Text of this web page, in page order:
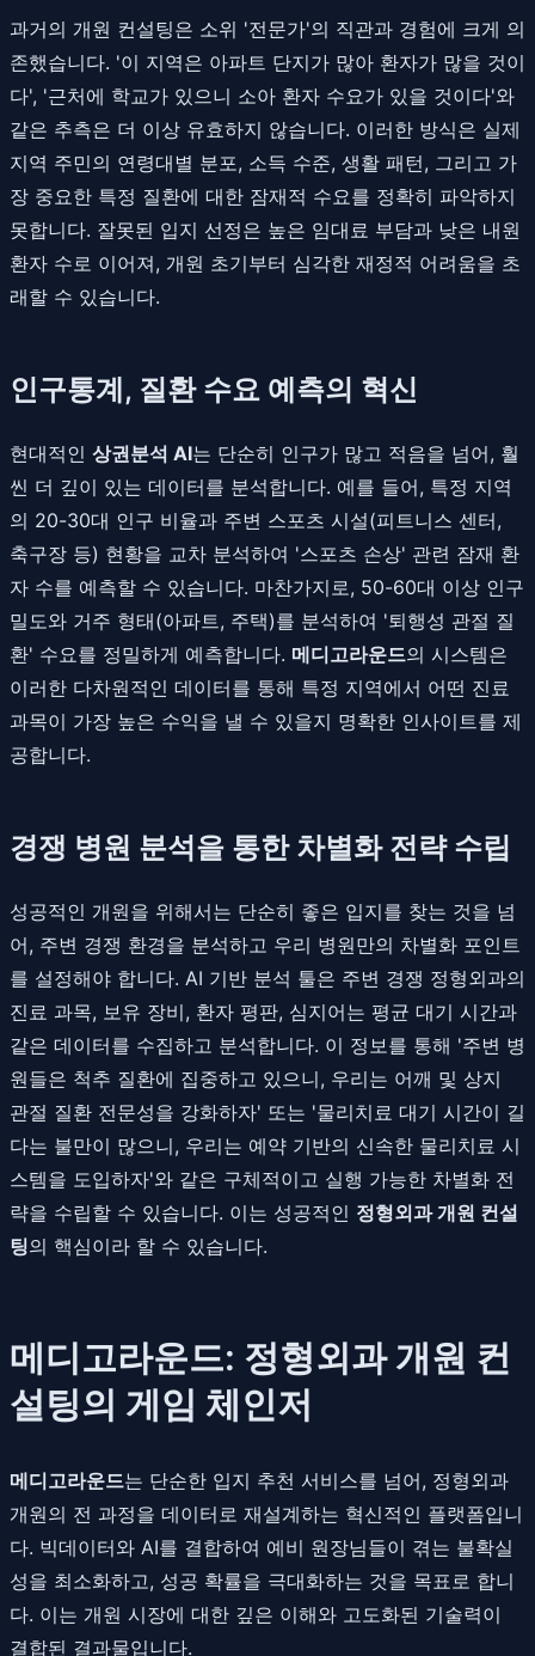
과거의 개원 컨설팅은 소위 '전문가'의 직관과 경험에 크게 의
존했습니다. '이 지역은 아파트 단지가 많아 환자가 많을 것이
다', '근처에 학교가 있으니 소아 환자 수요가 있을 것이다'와
같은 추측은 더 이상 유효하지 않습니다. 이러한 방식은 실제
지역 주민의 연령대별 분포, 소득 수준, 생활 패턴, 그리고 가
장 중요한 특정 질환에 대한 잠재적 수요를 정확히 파악하지
못합니다. 잘못된 입지 선정은 높은 임대료 부담과 낮은 내원
환자 수로 이어져, 개원 초기부터 심각한 재정적 어려움을 초
래할 수 있습니다.
인구통계, 질환 수요 예측의 혁신
현대적인 상권분석 AI는 단순히 인구가 많고 적음을 넘어, 훨
씬 더 깊이 있는 데이터를 분석합니다. 예를 들어, 특정 지역
의 20-30대 인구 비율과 주변 스포츠 시설(피트니스 센터,
축구장 등) 현황을 교차 분석하여 '스포츠 손상' 관련 잠재 환
자 수를 예측할 수 있습니다. 마찬가지로, 50-60대 이상 인구
밀도와 거주 형태(아파트, 주택)를 분석하여 '퇴행성 관절 질
환' 수요를 정밀하게 예측합니다. 메디고라운드의 시스템은
이러한 다차원적인 데이터를 통해 특정 지역에서 어떤 진료
과목이 가장 높은 수익을 낼 수 있을지 명확한 인사이트를 제
공합니다.
경쟁 병원 분석을 통한 차별화 전략 수립
성공적인 개원을 위해서는 단순히 좋은 입지를 찾는 것을 넘
어, 주변 경쟁 환경을 분석하고 우리 병원만의 차별화 포인트
를 설정해야 합니다. AI 기반 분석 툴은 주변 경쟁 정형외과의
진료 과목, 보유 장비, 환자 평판, 심지어는 평균 대기 시간과
같은 데이터를 수집하고 분석합니다. 이 정보를 통해 '주변 병
원들은 척추 질환에 집중하고 있으니, 우리는 어깨 및 상지
관절 질환 전문성을 강화하자' 또는 '물리치료 대기 시간이 길
다는 불만이 많으니, 우리는 예약 기반의 신속한 물리치료 시
스템을 도입하자'와 같은 구체적이고 실행 가능한 차별화 전
략을 수립할 수 있습니다. 이는 성공적인 정형외과 개원 컨설
팅의 핵심이라 할 수 있습니다.
메디고라운드: 정형외과 개원 컨
설팅의 게임 체인저
메디고라운드는 단순한 입지 추천 서비스를 넘어, 정형외과
개원의 전 과정을 데이터로 재설계하는 혁신적인 플랫폼입니
다. 빅데이터와 AI를 결합하여 예비 원장님들이 겪는 불확실
성을 최소화하고, 성공 확률을 극대화하는 것을 목표로 합니
다. 이는 개원 시장에 대한 깊은 이해와 고도화된 기술력이
결합된 결과물입니다.